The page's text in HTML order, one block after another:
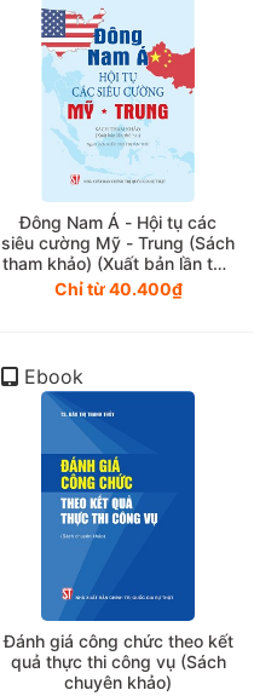
Đông Nam Á - Hội tụ các
siêu cường Mỹ - Trung (Sách
tham khảo) (Xuất bản lần thứ
hai)
Chỉ từ 40.400₫
Ebook
Đánh giá công chức theo kết
quả thực thi công vụ (Sách
chuyên khảo)